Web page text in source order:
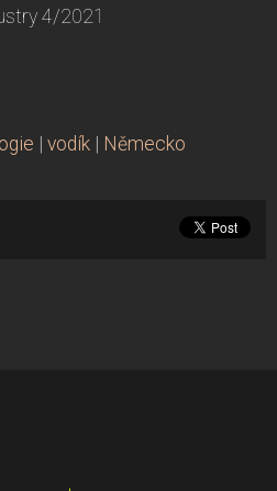
4/2021
vodík Německo